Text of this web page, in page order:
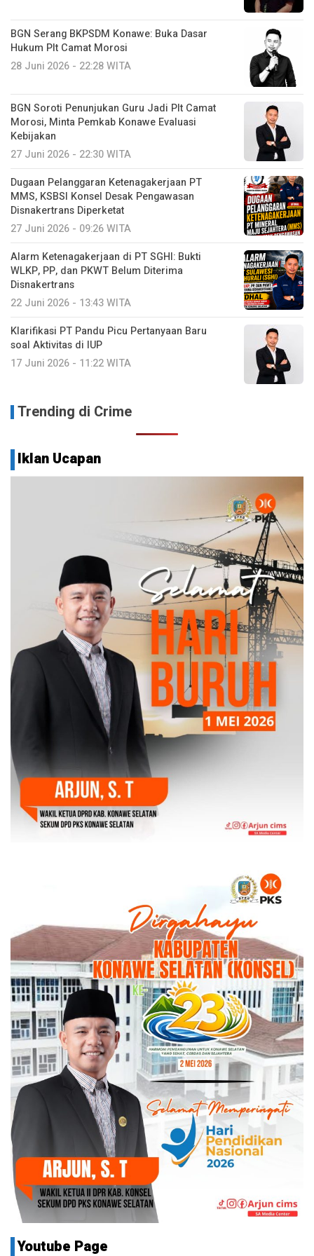
BGN Serang BKPSDM Konawe: Buka Dasar
Hukum Plt Camat Morosi
28 Juni 2026 - 22:28 WITA
BGN Soroti Penunjukan Guru Jadi Plt Camat
Morosi, Minta Pemkab Konawe Evaluasi
Kebijakan
27 Juni 2026 - 22:30 WITA
Dugaan Pelanggaran Ketenagakerjaan PT
MMS, KSBSI Konsel Desak Pengawasan
Disnakertrans Diperketat
27 Juni 2026 - 09:26 WITA
Alarm Ketenagakerjaan di PT SGHI: Bukti
WLKP, PP, dan PKWT Belum Diterima
Disnakertrans
22 Juni 2026 - 13:43 WITA
Klarifikasi PT Pandu Picu Pertanyaan Baru
soal Aktivitas di IUP
17 Juni 2026 - 11:22 WITA
Trending di Crime
Iklan Ucapan
Youtube Page